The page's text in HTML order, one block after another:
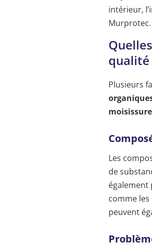
intérieur,
Murprotec.
qualité
Plusieurs
Les
de
également
comme
peuvent